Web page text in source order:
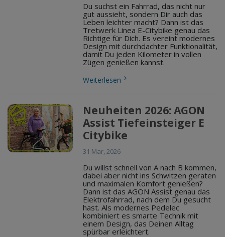
Du suchst ein Fahrrad, das nicht nur
gut aussieht, sondern Dir auch das
Leben leichter macht? Dann ist das
Tretwerk Linea E-Citybike genau das
Richtige für Dich. Es vereint modernes
Design mit durchdachter Funktionalität,
damit Du jeden Kilometer in vollen
Zügen genießen kannst.
Weiterlesen
Neuheiten 2026: AGON
Assist Tiefeinsteiger E
Citybike
31 Mar, 2026
Du willst schnell von A nach B kommen,
dabei aber nicht ins Schwitzen geraten
und maximalen Komfort genießen?
Dann ist das AGON Assist genau das
Elektrofahrrad, nach dem Du gesucht
hast. Als modernes Pedelec
kombiniert es smarte Technik mit
einem Design, das Deinen Alltag
spürbar erleichtert.